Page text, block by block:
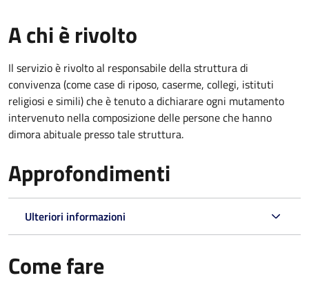
A chi è rivolto
Il servizio è rivolto al responsabile della struttura di
convivenza (come case di riposo, caserme, collegi, istituti
religiosi e simili) che è tenuto a dichiarare ogni mutamento
intervenuto nella composizione delle persone che hanno
dimora abituale presso tale struttura.
Approfondimenti
Ulteriori informazioni
Come fare